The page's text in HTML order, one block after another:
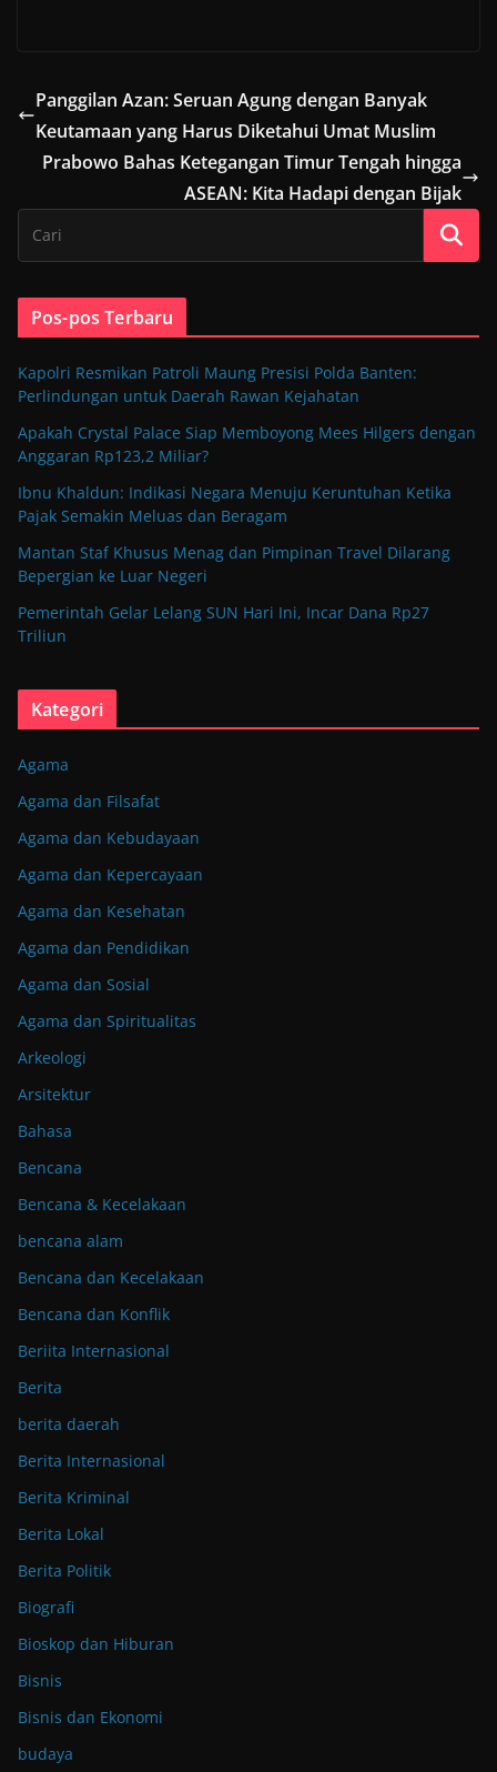
Panggilan Azan: Seruan Agung dengan Banyak
Keutamaan yang Harus Diketahui Umat Muslim
Prabowo Bahas Ketegangan Timur Tengah hingga
ASEAN: Kita Hadapi dengan Bijak
Pos-pos Terbaru
Kapolri Resmikan Patroli Maung Presisi Polda Banten:
Perlindungan untuk Daerah Rawan Kejahatan
Apakah Crystal Palace Siap Memboyong Mees Hilgers dengan
Anggaran Rp123,2 Miliar?
Ibnu Khaldun: Indikasi Negara Menuju Keruntuhan Ketika
Pajak Semakin Meluas dan Beragam
Mantan Staf Khusus Menag dan Pimpinan Travel Dilarang
Bepergian ke Luar Negeri
Pemerintah Gelar Lelang SUN Hari Ini, Incar Dana Rp27
Triliun
Kategori
Agama
Agama dan Filsafat
Agama dan Kebudayaan
Agama dan Kepercayaan
Agama dan Kesehatan
Agama dan Pendidikan
Agama dan Sosial
Agama dan Spiritualitas
Arkeologi
Arsitektur
Bahasa
Bencana
Bencana & Kecelakaan
bencana alam
Bencana dan Kecelakaan
Bencana dan Konflik
Beriita Internasional
Berita
berita daerah
Berita Internasional
Berita Kriminal
Berita Lokal
Berita Politik
Biografi
Bioskop dan Hiburan
Bisnis
Bisnis dan Ekonomi
budaya